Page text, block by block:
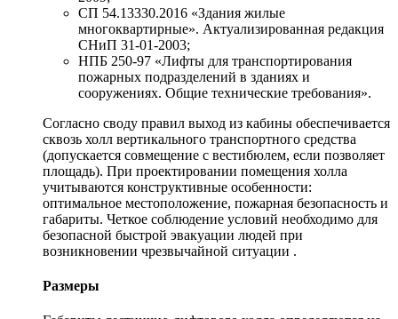
СП 54.13330.2016 «Здания жилые
многоквартирные». Актуализированная редакция
СНиП 31-01-2003;
НПБ 250-97 «Лифты для транспортирования
пожарных подразделений в зданиях и
сооружениях. Общие технические требования».
Согласно своду правил выход из кабины обеспечивается
сквозь холл вертикального транспортного средства
(допускается совмещение с вестибюлем, если позволяет
площадь). При проектировании помещения холла
учитываются конструктивные особенности:
оптимальное местоположение, пожарная безопасность и
габариты. Четкое соблюдение условий необходимо для
безопасной быстрой эвакуации людей при
возникновении чрезвычайной ситуации .
Размеры